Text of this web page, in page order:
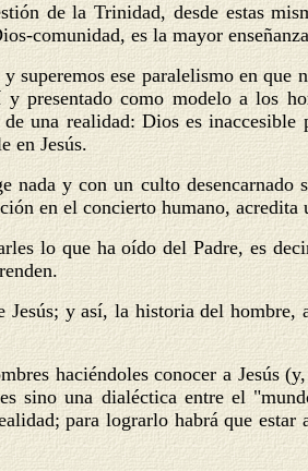
de la Trinidad, desde estas
comunidad, es la mayor
superemos ese paralelismo en
presentado como modelo a los
una realidad: Dios es
en Jesús.
y con un culto
en el concierto humano, acredita
lo que ha oído del Padre, es
y así, la historia del
haciéndoles conocer a Jesús
sino una dialéctica entre el
para lograrlo habrá que